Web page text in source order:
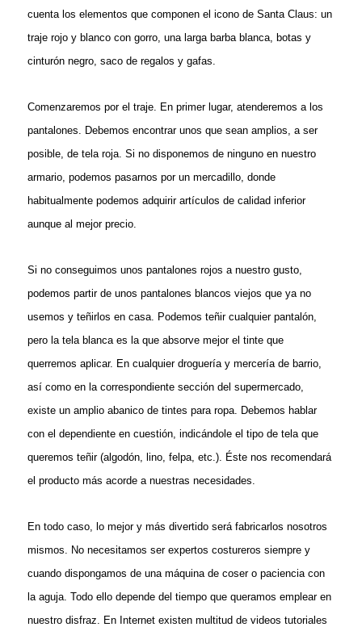
cuenta los elementos que componen el icono de Santa Claus: un
traje rojo y blanco con gorro, una larga barba blanca, botas y
cinturón negro, saco de regalos y gafas.
Comenzaremos por el traje. En primer lugar, atenderemos a los
pantalones. Debemos encontrar unos que sean amplios, a ser
posible, de tela roja. Si no disponemos de ninguno en nuestro
armario, podemos pasarnos por un mercadillo, donde
habitualmente podemos adquirir artículos de calidad inferior
aunque al mejor precio.
Si no conseguimos unos pantalones rojos a nuestro gusto,
podemos partir de unos pantalones blancos viejos que ya no
usemos y teñirlos en casa. Podemos teñir cualquier pantalón,
pero la tela blanca es la que absorve mejor el tinte que
querremos aplicar. En cualquier droguería y mercería de barrio,
así como en la correspondiente sección del supermercado,
existe un amplio abanico de tintes para ropa. Debemos hablar
con el dependiente en cuestión, indicándole el tipo de tela que
queremos teñir (algodón, lino, felpa, etc.). Éste nos recomendará
el producto más acorde a nuestras necesidades.
En todo caso, lo mejor y más divertido será fabricarlos nosotros
mismos. No necesitamos ser expertos costureros siempre y
cuando dispongamos de una máquina de coser o paciencia con
la aguja. Todo ello depende del tiempo que queramos emplear en
nuestro disfraz. En Internet existen multitud de videos tutoriales